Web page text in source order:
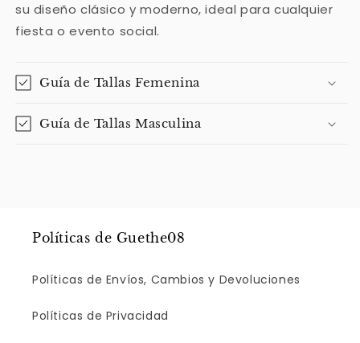
su diseño clásico y moderno, ideal para cualquier
fiesta o evento social.
Guía de Tallas Femenina
Guía de Tallas Masculina
Políticas de Guethe08
Políticas de Envíos, Cambios y Devoluciones
Políticas de Privacidad